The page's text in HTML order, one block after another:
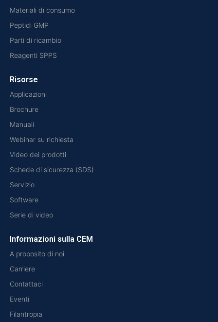
Materiali di consumo
Peptidi GMP
Parti di ricambio
Reagenti SPPS
Risorse
Applicazioni
Brochure
Manuali
Webinar su richiesta
Video dei prodotti
Schede di sicurezza (SDS)
Servizio
Software
Serie di video
Informazioni sulla CEM
A proposito di noi
Carriere
Contattaci
Eventi
Filantropia